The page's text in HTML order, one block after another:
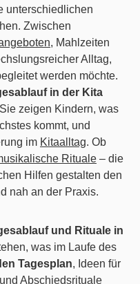
unterschiedlichen
Zwischen
, Mahlzeiten
Alltag,
werden möchte.
in der Kita
zeigen Kindern, was
kommt, und
im Kitaalltag. Ob
Rituale – die
Hilfen gestalten den
nah an der Praxis.
und Rituale in
was im Laufe des
Tagesplan, Ideen für
Abschiedsrituale